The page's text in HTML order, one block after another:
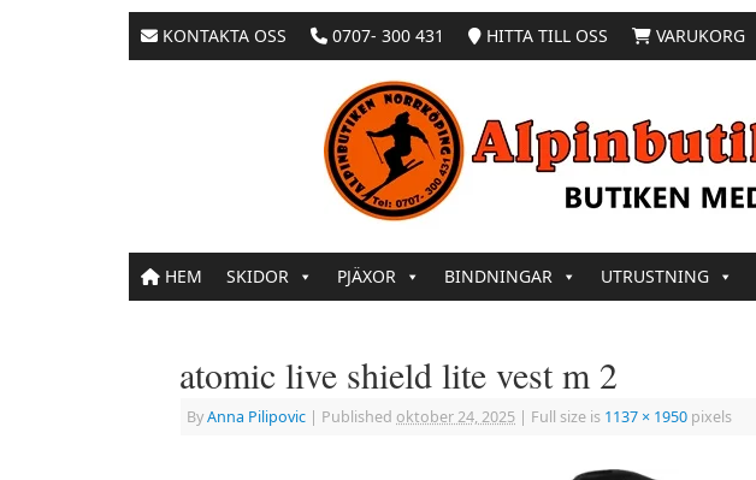
KONTAKTA OSS 0707- 300 431 HITTA TILL OSS VARUKORG
HEM SKIDOR PJÄXOR BINDNINGAR UTRUSTNING
atomic live shield lite vest m 2
ByAnna Pilipovic | Published oktober 24, 2025 | Full size is 1137 × 1950 pixels